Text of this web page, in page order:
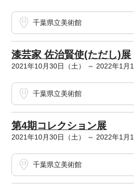
千葉県立美術館
漆芸家 佐治賢使(ただし)展
2021年10月30日（土） ～ 2022年1月
千葉県立美術館
第4期コレクション展
2021年10月30日（土） ～ 2022年1月
千葉県立美術館